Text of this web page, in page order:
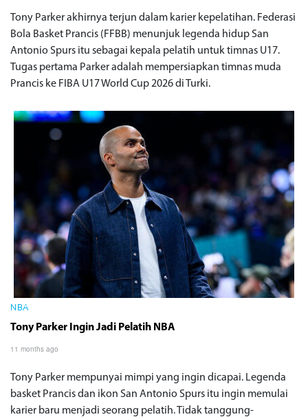
Tony Parker akhirnya terjun dalam karier kepelatihan. Federasi
Bola Basket Prancis (FFBB) menunjuk legenda hidup San
Antonio Spurs itu sebagai kepala pelatih untuk timnas U17.
Tugas pertama Parker adalah mempersiapkan timnas muda
Prancis ke FIBA U17 World Cup 2026 di Turki.
NBA
Tony Parker Ingin Jadi Pelatih NBA
11 months ago
Tony Parker mempunyai mimpi yang ingin dicapai. Legenda
basket Prancis dan ikon San Antonio Spurs itu ingin memulai
karier baru menjadi seorang pelatih. Tidak tanggung-